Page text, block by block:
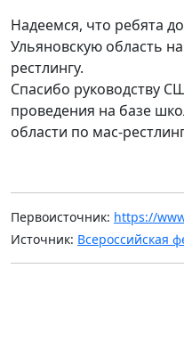
Надеемся, что ребята
Ульяновскую область
рестлингу.
Спасибо руководству
проведения на базе
области по мас-
Первоисточник: https://
Источник: Всероссийская